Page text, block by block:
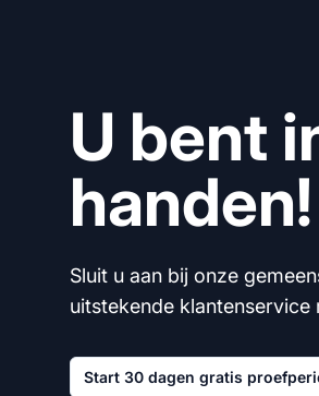
U bent
handen!
Sluit u aan bij onze
uitstekende klantenservice
Start 30 dagen gratis